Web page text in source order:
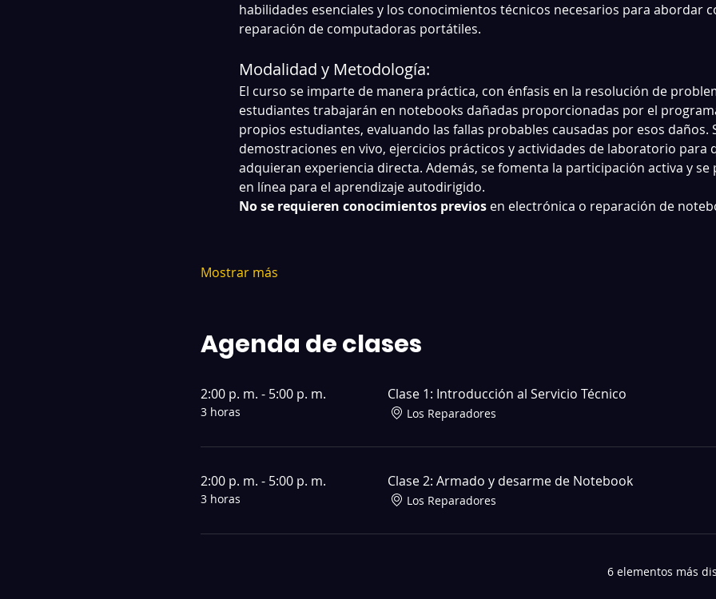
habilidades esenciales y los conocimientos técnicos necesarios para abordar
reparación de computadoras portátiles.
Modalidad y Metodología:
El curso se imparte de manera práctica, con énfasis en la resolución de
estudiantes trabajarán en notebooks dañadas proporcionadas por el
propios estudiantes, evaluando las fallas probables causadas por esos daños.
demostraciones en vivo, ejercicios prácticos y actividades de laboratorio para
adquieran experiencia directa. Además, se fomenta la participación activa y
en línea para el aprendizaje autodirigido.
No se requieren conocimientos previos en electrónica o reparación de
Mostrar más
Agenda de clases
2:00 p. m. - 5:00 p. m.
3 horas
Clase 1: Introducción al Servicio Técnico
Los Reparadores
2:00 p. m. - 5:00 p. m.
3 horas
Clase 2: Armado y desarme de Notebook
Los Reparadores
6 elementos más